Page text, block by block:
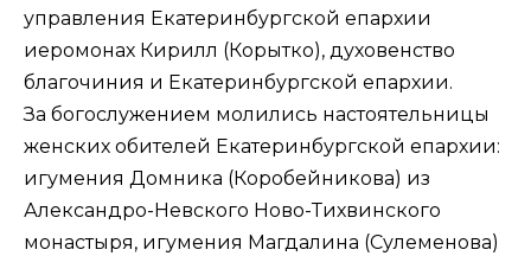
управления Екатеринбургской епархии
иеромонах Кирилл (Корытко), духовенство
благочиния и Екатеринбургской епархии.
За богослужением молились настоятельницы
женских обителей Екатеринбургской епархии:
игумения Домника (Коробейникова) из
Александро-Невского Ново-Тихвинского
монастыря, игумения Магдалина (Сулеменова)